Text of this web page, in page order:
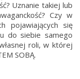
Uznanie takiej lub
Czy w
pojawiających się
do siebie samego
roli, w której
SOBĄ.